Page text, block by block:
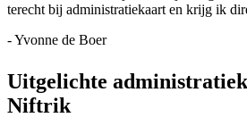
terecht bij administratiekaart en krijg ik
- Yvonne de Boer
Uitgelichte
Niftrik